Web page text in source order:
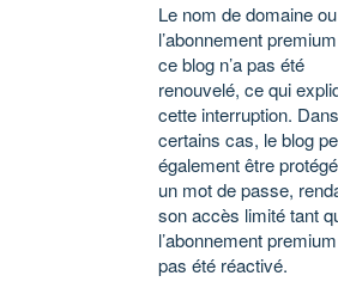
Le nom de domaine ou
l’abonnement
ce blog n’a pas été
renouvelé, ce qui
cette interruption. Dans
certains cas, le blog
également être
un mot de passe,
son accès limité tant
l’abonnement premium
pas été réactivé.